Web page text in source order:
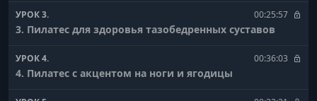
УРОК 3. 00:25:57
3. Пилатес для здоровья тазобедренных суставов
УРОК 4. 00:36:03
4. Пилатес с акцентом на ноги и ягодицы